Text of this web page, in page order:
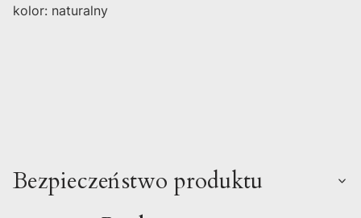
kolor: naturalny
Bezpieczeństwo produktu